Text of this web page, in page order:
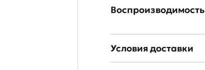
Воспроизводимость
Условия доставки